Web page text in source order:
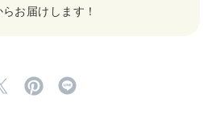
お届けします！